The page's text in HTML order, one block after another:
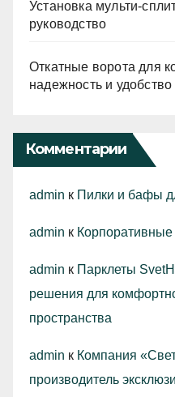
Установка мульти-
руководство
Откатные ворота для
надежность и удобство
Комментарии
admin к Пилки и бафы
admin к
admin к Парклеты
решения для
пространства
admin к Компания
производитель